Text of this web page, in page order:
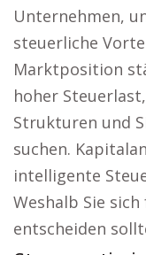
Unternehmen,
steuerliche
Marktposition
hoher
Strukturen und
suchen.
intelligente
Weshalb Sie
entscheiden